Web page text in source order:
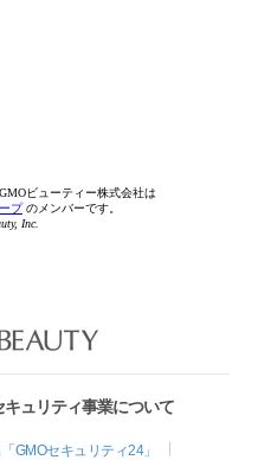
ビューティー株式会社は
プのメンバーです。
Inc.
ュリティ事業について
GMOセキュリティ24」